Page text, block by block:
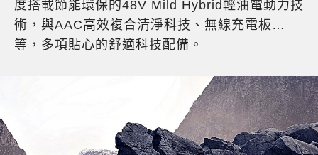
度搭載節能環保的48V Mild Hybrid輕油電動力技
術，與AAC高效複合清淨科技、無線充電板…
等，多項貼心的舒適科技配備。